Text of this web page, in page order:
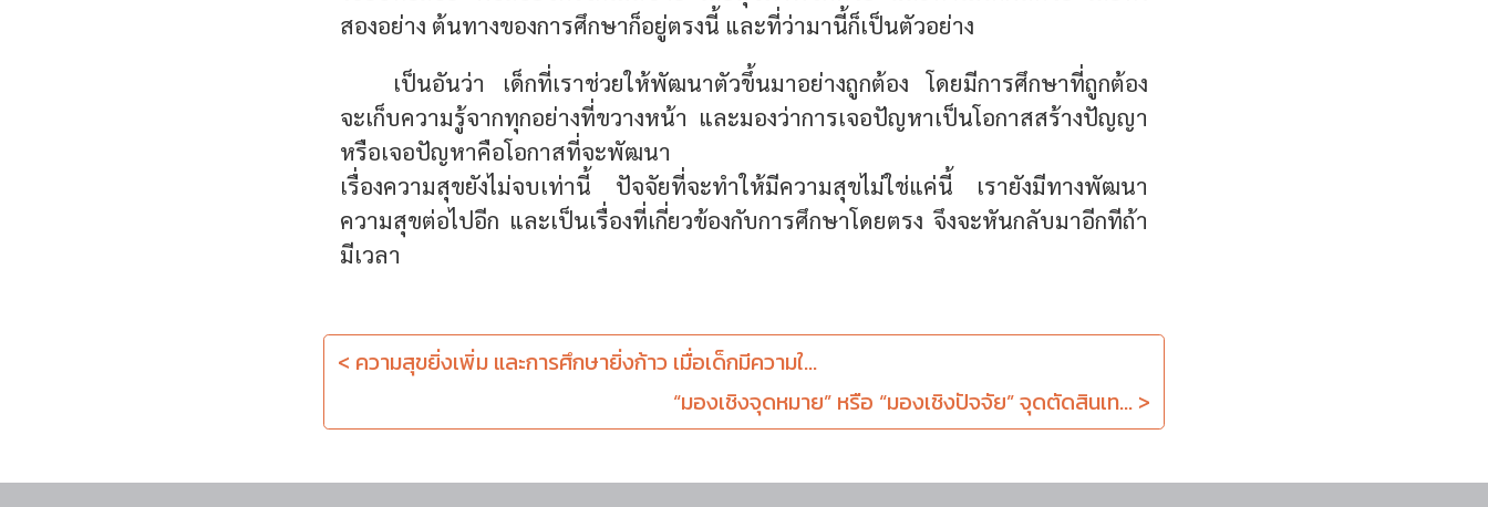
สองอย่าง ต้นทางของการศึกษาก็อยู่ตรงนี้ และที่ว่ามานี้ก็เป็นตัวอย่าง
เป็นอันว่า เด็กที่เราช่วยให้พัฒนาตัวขึ้นมาอย่างถูกต้อง โดยมีการศึกษาที่ถูกต้อง
จะเก็บความรู้จากทุกอย่างที่ขวางหน้า และมองว่าการเจอปัญหาเป็นโอกาสสร้างปัญญา
หรือเจอปัญหาคือโอกาสที่จะพัฒนา
เรื่องความสุขยังไม่จบเท่านี้ ปัจจัยที่จะทำให้มีความสุขไม่ใช่แค่นี้ เรายังมีทางพัฒนา
ความสุขต่อไปอีก และเป็นเรื่องที่เกี่ยวข้องกับการศึกษาโดยตรง จึงจะหันกลับมาอีกทีถ้า
มีเวลา
< ความสุขยิ่งเพิ่ม และการศึกษายิ่งก้าว เมื่อเด็กมีความใ...
“มองเชิงจุดหมาย” หรือ “มองเชิงปัจจัย” จุดตัดสินเท... >